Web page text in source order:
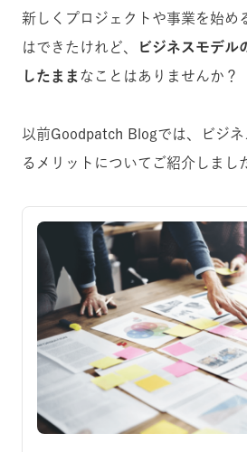
新しくプロジェクトや事業を始め
はできたけれど、
ビジネスモデル
したまま なことはありませんか？
以前Goodpatch Blogでは、ビジ
るメリットについてご紹介しまし